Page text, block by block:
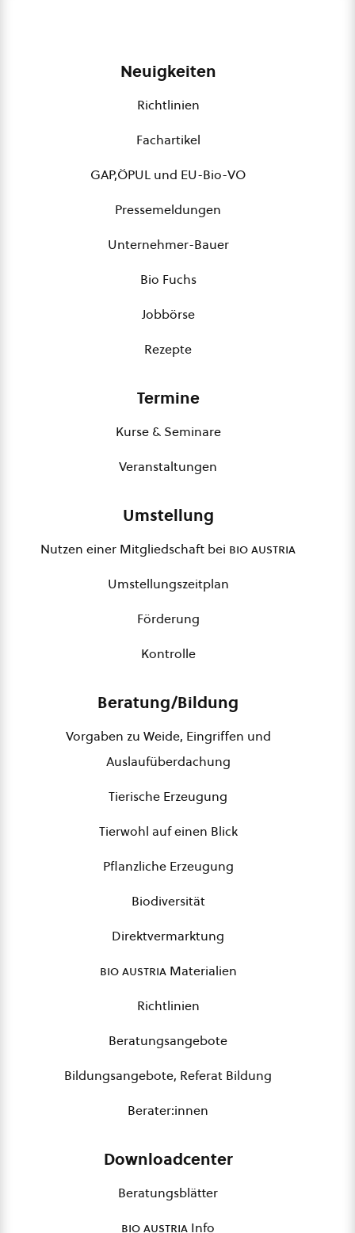
Neuigkeiten
Richtlinien
Fachartikel
GAP,ÖPUL und EU-Bio-VO
Pressemeldungen
Unternehmer-Bauer
Bio Fuchs
Jobbörse
Rezepte
Termine
Kurse & Seminare
Veranstaltungen
Umstellung
Nutzen einer Mitgliedschaft bei bio austria
Umstellungszeitplan
Förderung
Kontrolle
Beratung/Bildung
Vorgaben zu Weide, Eingriffen und
Auslaufüberdachung
Tierische Erzeugung
Tierwohl auf einen Blick
Pflanzliche Erzeugung
Biodiversität
Direktvermarktung
bio austriaMaterialien
Richtlinien
Beratungsangebote
Bildungsangebote, Referat Bildung
Berater:innen
Downloadcenter
Beratungsblätter
bio austria Info